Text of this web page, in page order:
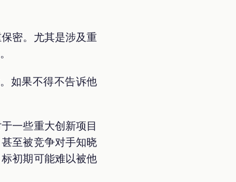
密。尤其是涉及重
如果不得不告诉他
一些重大创新项目
至被竞争对手知晓
初期可能难以被他